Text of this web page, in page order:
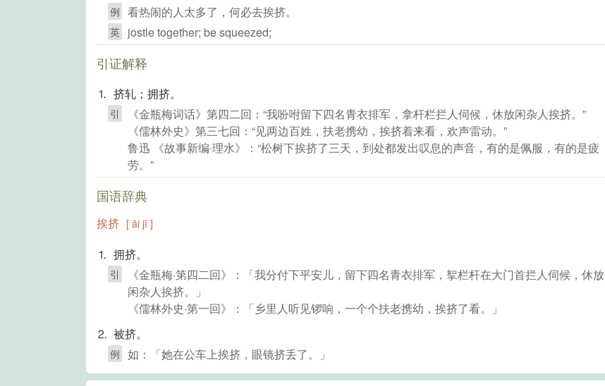
例 看热闹的人太多了，何必去挨挤。
英 jostle together; be squeezed;
引证解释
⒈ 挤轧；拥挤。
引
《金瓶梅词话》第四二回：“我吩咐留下四名青衣排军，拿杆栏拦人伺候，休放闲杂人挨挤。”
《儒林外史》第三七回：“见两边百姓，扶老携幼，挨挤着来看，欢声雷动。”
鲁迅 《故事新编·理水》：“松树下挨挤了三天，到处都发出叹息的声音，有的是佩服，有的是疲
劳。”
国语辞典
挨挤 [ āi jǐ ]
⒈ 拥挤。
引
《金瓶梅·第四二回》：「我分付下平安儿，留下四名青衣排军，挐栏杆在大门首拦人伺候，休放
闲杂人挨挤。」
《儒林外史·第一回》：「乡里人听见锣响，一个个扶老携幼，挨挤了看。」
⒉ 被挤。
例 如：「她在公车上挨挤，眼镜挤丢了。」